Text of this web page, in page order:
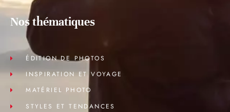
Nos thématiques
ÉDITION DE PHOTOS
INSPIRATION ET VOYAGE
MATÉRIEL PHOTO
STYLES ET TENDANCES